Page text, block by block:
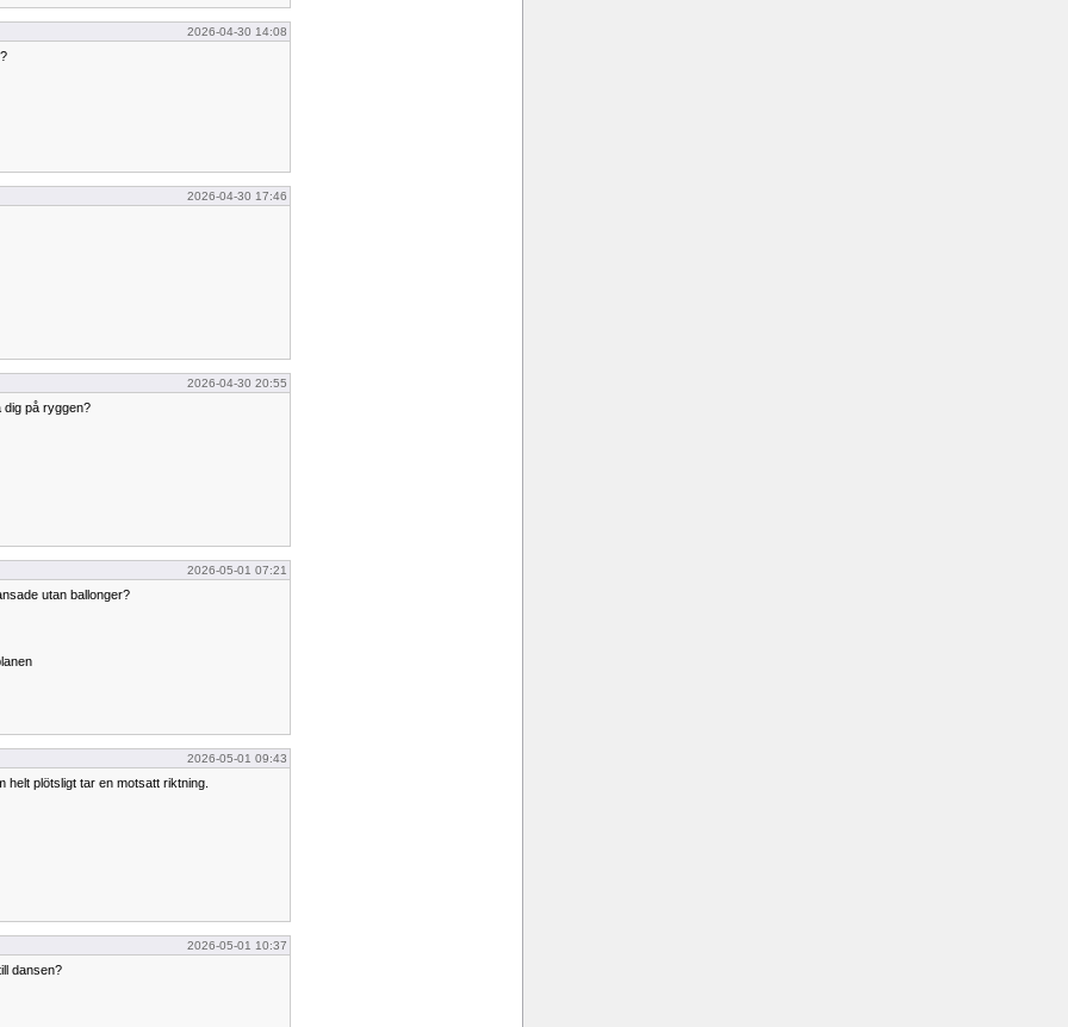
2026-04-30 14:08
2026-04-30 17:46
2026-04-30 20:55
dig på ryggen?
2026-05-01 07:21
utan ballonger?
2026-05-01 09:43
helt plötsligt tar en motsatt riktning.
2026-05-01 10:37
dansen?